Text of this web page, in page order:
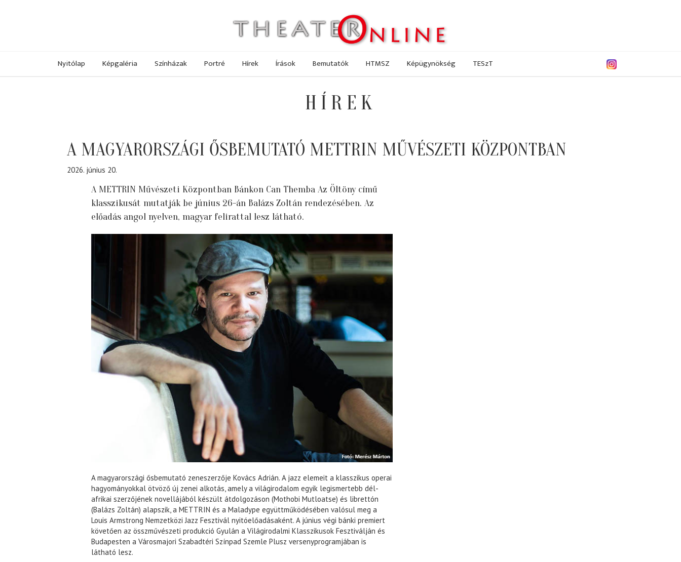
Nyitólap Képgaléria Színházak Portré Hírek Írások Bemutatók HTMSZ Képügynökség TESzT
HÍREK
A MAGYARORSZÁGI ŐSBEMUTATÓ METTRIN MŰVÉSZETI KÖZPONTBAN
2026. június 20.
A METTRIN Művészeti Központban Bánkon Can Themba Az Öltöny című
klasszikusát mutatják be június 26-án Balázs Zoltán rendezésében. Az
előadás angol nyelven, magyar felirattal lesz látható.
A magyarországi ősbemutató zeneszerzője Kovács Adrián. A jazz elemeit a klasszikus operai
hagyományokkal ötvöző új zenei alkotás, amely a világirodalom egyik legismertebb dél-
afrikai szerzőjének novellájából készült átdolgozáson (Mothobi Mutloatse) és librettón
(Balázs Zoltán) alapszik, a METTRIN és a Maladype együttműködésében valósul meg a
Louis Armstrong Nemzetközi Jazz Fesztivál nyitóelőadásaként. A június végi bánki premiert
követően az összművészeti produkció Gyulán a Világirodalmi Klasszikusok Fesztiválján és
Budapesten a Városmajori Szabadtéri Színpad Szemle Plusz versenyprogramjában is
látható lesz.